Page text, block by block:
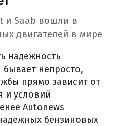
и Saab вошли в
двигателей в мире
надежность
бывает непросто,
прямо зависит от
и условий
Autonews
бензиновых